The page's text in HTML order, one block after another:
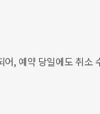
, 예약 당일에도 취소